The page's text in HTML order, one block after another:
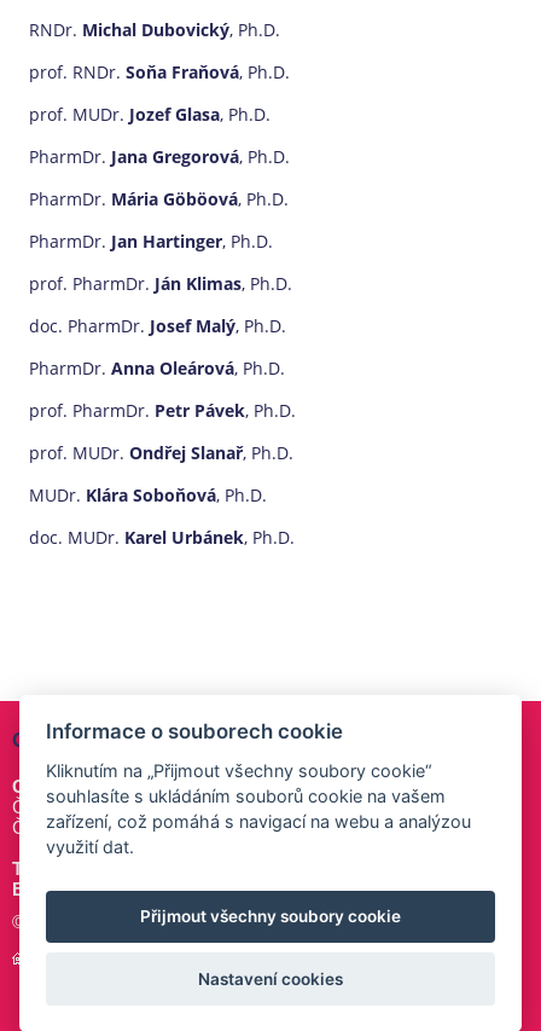
Informace o souborech cookie
Kliknutím na „Přijmout všechny soubory cookie“
souhlasíte s ukládáním souborů cookie na vašem
zařízení, což pomáhá s navigací na webu a analýzou
využití dat.
Přijmout všechny soubory cookie
Nastavení cookies
RNDr. Michal Dubovický, Ph.D.
prof. RNDr. Soňa Fraňová, Ph.D.
prof. MUDr. Jozef Glasa, Ph.D.
PharmDr. Jana Gregorová, Ph.D.
PharmDr. Mária Göböová, Ph.D.
PharmDr. Jan Hartinger, Ph.D.
prof. PharmDr. Ján Klimas, Ph.D.
doc. PharmDr. Josef Malý, Ph.D.
PharmDr. Anna Oleárová, Ph.D.
prof. PharmDr. Petr Pávek, Ph.D.
prof. MUDr. Ondřej Slanař, Ph.D.
MUDr. Klára Soboňová, Ph.D.
doc. MUDr. Karel Urbánek, Ph.D.
ORGANIZAČNÍ SEKRETARIÁT
GUARANT International spol. s r. o.
Českomoravská 19, 190 00 Praha 9
Česká republika
Tel.:
E-mail: klinfarm2024@guarant.cz
© 2023–2024 GUARANT International spol. s r. o.